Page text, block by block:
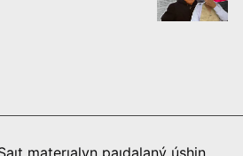
materıalyn paıdalaný úshin